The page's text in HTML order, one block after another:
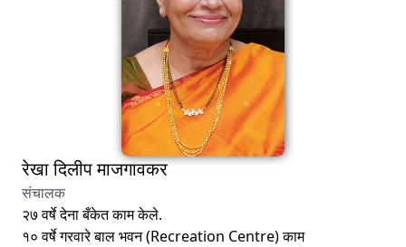
रेखा दिलीप माजगावकर
संचालक
२७ वर्षे देना बँकेत काम केले.
१० वर्षे गरवारे बाल भवन (Recreation Centre) काम